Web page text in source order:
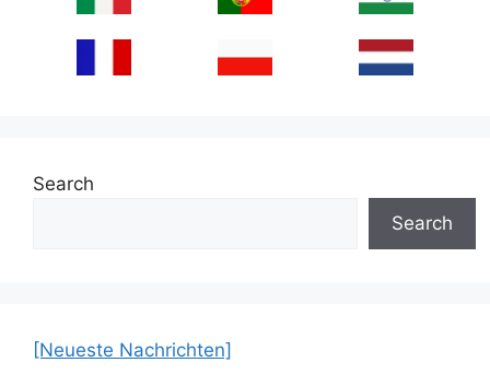
Search
Search
[Neueste Nachrichten]